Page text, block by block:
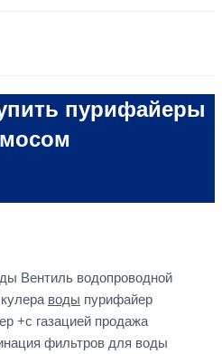
пурифайеры
Вентиль водопроводной
воды пурифайер
+с газацией продажа
фильтров для воды